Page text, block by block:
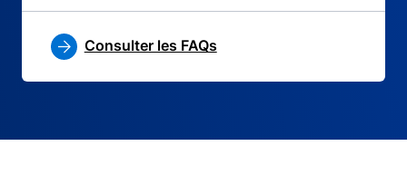
Consulter les FAQs